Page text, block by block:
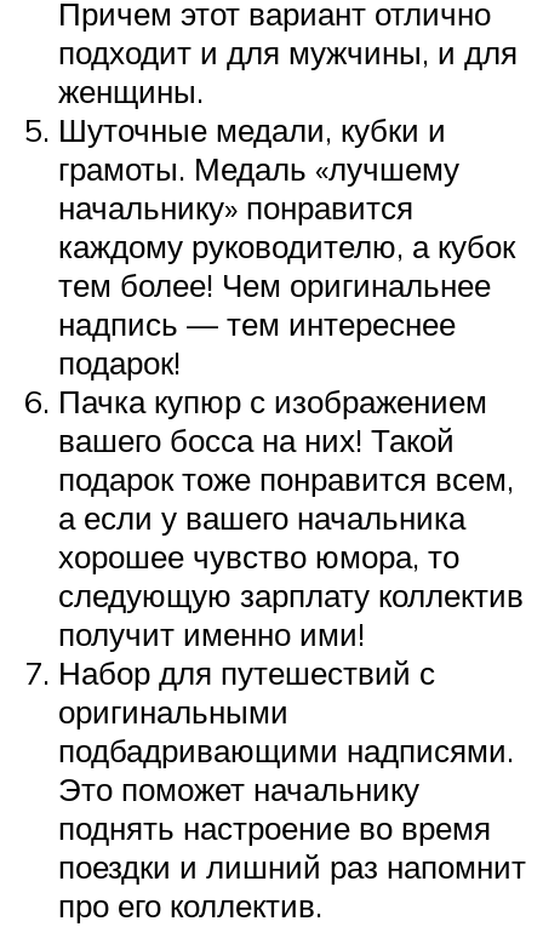
Причем этот вариант отлично
подходит и для мужчины, и для
женщины.
Шуточные медали, кубки и
грамоты. Медаль «лучшему
начальнику» понравится
каждому руководителю, а кубок
тем более! Чем оригинальнее
надпись — тем интереснее
подарок!
Пачка купюр с изображением
вашего босса на них! Такой
подарок тоже понравится всем,
а если у вашего начальника
хорошее чувство юмора, то
следующую зарплату коллектив
получит именно ими!
Набор для путешествий с
оригинальными
подбадривающими надписями.
Это поможет начальнику
поднять настроение во время
поездки и лишний раз напомнит
про его коллектив.